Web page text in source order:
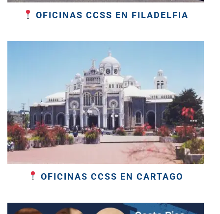
OFICINAS CCSS EN FILADELFIA
OFICINAS CCSS EN CARTAGO